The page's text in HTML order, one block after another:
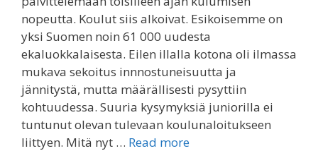
nopeutta. Koulut siis alkoivat. Esikoisemme on
yksi Suomen noin 61 000 uudesta
ekaluokkalaisesta. Eilen illalla kotona oli ilmassa
mukava sekoitus innnostuneisuutta ja
jännitystä, mutta määrällisesti pysyttiin
kohtuudessa. Suuria kysymyksiä juniorilla ei
tuntunut olevan tulevaan koulunaloitukseen
liittyen. Mitä nyt … Read more